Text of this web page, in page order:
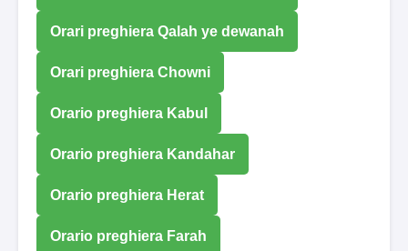
Orari preghiera Qalah ye dewanah
Orari preghiera Chowni
Orario preghiera Kabul
Orario preghiera Kandahar
Orario preghiera Herat
Orario preghiera Farah